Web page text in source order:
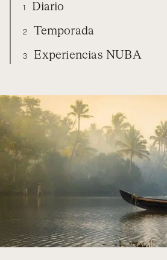
1 Diario
2 Temporada
3 Experiencias NUBA
ORGANIZA TU VIAJE